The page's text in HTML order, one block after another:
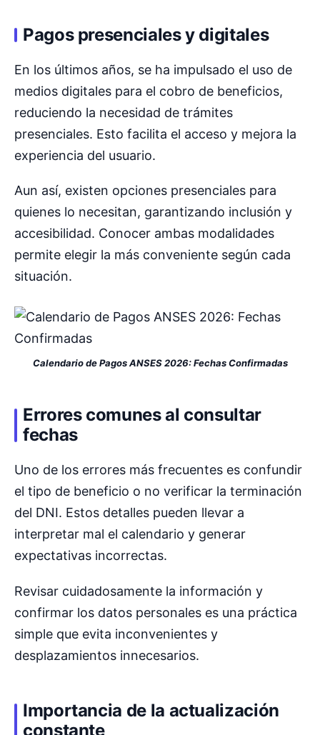
Pagos presenciales y digitales
En los últimos años, se ha impulsado el uso de
medios digitales para el cobro de beneficios,
reduciendo la necesidad de trámites
presenciales. Esto facilita el acceso y mejora la
experiencia del usuario.
Aun así, existen opciones presenciales para
quienes lo necesitan, garantizando inclusión y
accesibilidad. Conocer ambas modalidades
permite elegir la más conveniente según cada
situación.
Calendario de Pagos ANSES 2026: Fechas Confirmadas
Errores comunes al consultar
fechas
Uno de los errores más frecuentes es confundir
el tipo de beneficio o no verificar la terminación
del DNI. Estos detalles pueden llevar a
interpretar mal el calendario y generar
expectativas incorrectas.
Revisar cuidadosamente la información y
confirmar los datos personales es una práctica
simple que evita inconvenientes y
desplazamientos innecesarios.
Importancia de la actualización
constante